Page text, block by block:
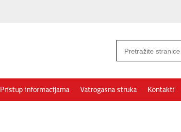
Pristup informacijama Vatrogasna struka Kontakti